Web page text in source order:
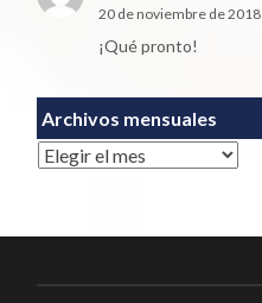
20 de noviembre de 2018
¡Qué pronto!
Archivos mensuales
Archivos